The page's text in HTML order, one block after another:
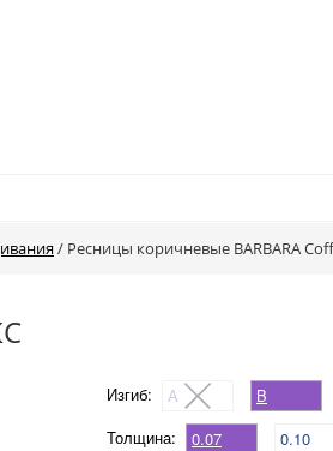
/ Ресницы коричневые BARBARA
Изгиб: A B
Толщина:
0.07
0.10